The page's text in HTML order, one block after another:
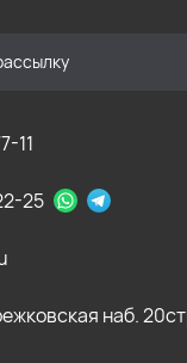
11
25
наб.